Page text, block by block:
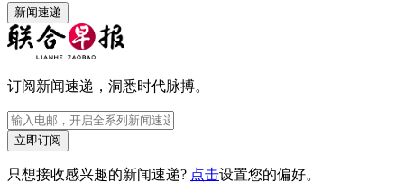
新闻速递
订阅新闻速递，洞悉时代脉搏。
立即订阅
只想接收感兴趣的新闻速递? 点击设置您的偏好。